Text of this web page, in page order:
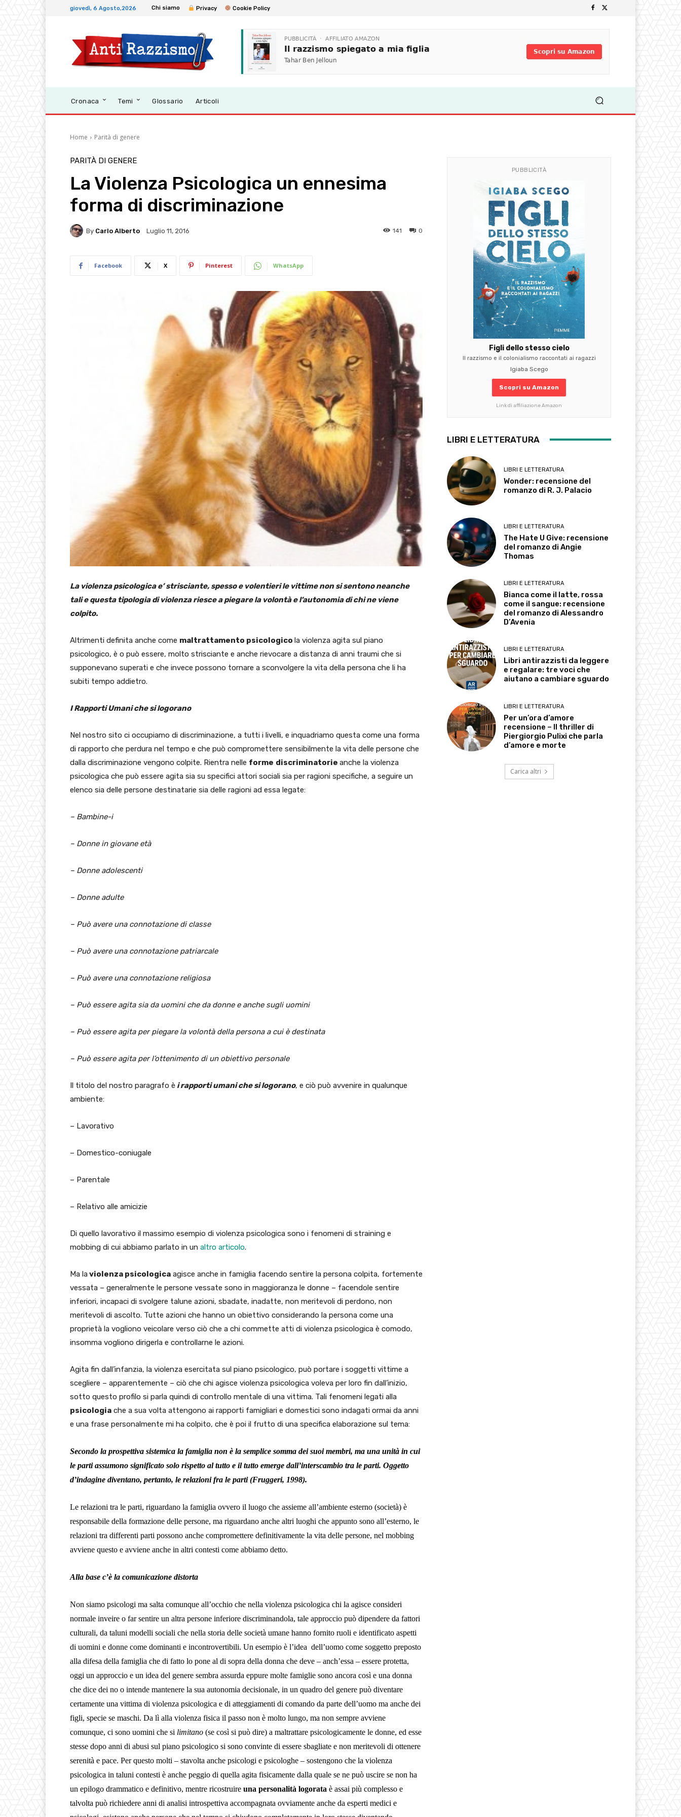
giovedì, 6 Agosto,2026 Chi siamo Privacy Cookie Policy
Cronaca Temi Glossario Articoli
Home Parità di genere
PARITÀ DI GENERE
La Violenza Psicologica un ennesima
forma di discriminazione
By Carlo Alberto Luglio 11, 2016 0
141
Facebook X Pinterest WhatsApp
La violenza psicologica e’ strisciante, spesso e volentieri le vittime non si sentono neanche
tali e questa tipologia di violenza riesce a piegare la volontà e l’autonomia di chi ne viene
colpito.
Altrimenti definita anche come maltrattamento psicologico la violenza agita sul piano
psicologico, è o può essere, molto strisciante e anche rievocare a distanza di anni traumi che si
supponevano superati e che invece possono tornare a sconvolgere la vita della persona che li ha
subiti tempo addietro.
I Rapporti Umani che si logorano
Nel nostro sito ci occupiamo di discriminazione, a tutti i livelli, e inquadriamo questa come una forma
di rapporto che perdura nel tempo e che può compromettere sensibilmente la vita delle persone che
dalla discriminazione vengono colpite. Rientra nelle forme discriminatorie anche la violenza
psicologica che può essere agita sia su specifici attori sociali sia per ragioni specifiche, a seguire un
elenco sia delle persone destinatarie sia delle ragioni ad essa legate:
– Bambine-i
– Donne in giovane età
– Donne adolescenti
– Donne adulte
– Può avere una connotazione di classe
– Può avere una connotazione patriarcale
– Può avere una connotazione religiosa
– Può essere agita sia da uomini che da donne e anche sugli uomini
– Può essereagita per piegare la volontà della persona a cui è destinata
– Può essereagita per l’ottenimento di un obiettivo personale
Il titolo del nostro paragrafo è i rapporti umani che si logorano, e ciò può avvenire in qualunque
ambiente:
– Lavorativo
– Domestico-coniugale
– Parentale
– Relativo alle amicizie
Di quello lavorativo il massimo esempio di violenza psicologica sono i fenomeni di straining e
mobbing di cui abbiamo parlato in un altro articolo.
Ma laviolenza psicologica agisce anche in famiglia facendo sentire la persona colpita, fortemente
vessata – generalmente le persone vessate sono in maggioranza le donne – facendole sentire
inferiori, incapaci di svolgere talune azioni, sbadate, inadatte, non meritevoli di perdono, non
meritevoli di ascolto. Tutte azioni che hanno un obiettivo considerando la persona come una
proprietà la vogliono veicolare verso ciò che a chi commette atti di violenza psicologica è comodo,
insomma vogliono dirigerla e controllarne le azioni.
Agita fin dall’infanzia, la violenza esercitata sul piano psicologico, può portare i soggetti vittime a
scegliere – apparentemente – ciò che chi agisce violenza psicologica voleva per loro fin dall’inizio,
sotto questo profilo si parla quindi di controllo mentale di una vittima. Tali fenomeni legati alla
psicologia che a sua volta attengono ai rapporti famigliari e domestici sono indagati ormai da anni
e una frase personalmente mi ha colpito, che è poi il frutto di una specifica elaborazione sul tema:
Secondo la prospettiva sistemica la famiglia non è la semplice somma dei suoi membri, ma una unità in cui
le parti assumono significato solo rispetto al tutto e il tutto emerge dall’interscambio tra le parti. Oggetto
d’indagine diventano, pertanto, le relazioni fra le parti (Fruggeri, 1998).
Le relazioni tra le parti, riguardano la famiglia ovvero il luogo che assieme all’ambiente esterno (società) è
responsabile della formazione delle persone, ma riguardano anche altri luoghi che appunto sono all’esterno, le
relazioni tra differenti parti possono anche compromettere definitivamente la vita delle persone, nel mobbing
avviene questo e avviene anche in altri contesti come abbiamo detto.
Alla base c’è la comunicazione distorta
Non siamo psicologi ma salta comunque all’occhio che nella violenza psicologica chi la agisce consideri
normale inveire o far sentire un altra persone inferiore discriminandola, tale approccio può dipendere da fattori
culturali, da taluni modelli sociali che nella storia delle società umane hanno fornito ruoli e identificato aspetti
di uomini e donne come dominanti e incontrovertibili. Un esempio è l’idea dell’uomo come soggetto preposto
alla difesa della famiglia che di fatto lo pone al di sopra della donna che deve – anch’essa – essere protetta,
oggi un approccio e un idea del genere sembra assurda eppure molte famiglie sono ancora così e una donna
che dice dei no o intende mantenere la sua autonomia decisionale, in un quadro del genere può diventare
certamente una vittima di violenza psicologica e di atteggiamenti di comando da parte dell’uomo ma anche dei
figli, specie se maschi. Da lì alla violenza fisica il passo non è molto lungo, ma non sempre avviene
comunque, ci sono uomini che si limitano (se così si può dire) a maltrattare psicologicamente le donne, ed esse
stesse dopo anni di abusi sul piano psicologico si sono convinte di essere sbagliate e non meritevoli di ottenere
serenità e pace. Per questo molti – stavolta anche psicologi e psicologhe – sostengono che la violenza
psicologica in taluni contesti è anche peggio di quella agita fisicamente dalla quale se ne può uscire se non ha
un epilogo drammatico e definitivo, mentre ricostruire una personalità logorata è assai più complesso e
talvolta può richiedere anni di analisi introspettiva accompagnata ovviamente anche da esperti medici e
PUBBLICITÀ
Figli dello stesso cielo
Il razzismo e il colonialismo raccontati ai ragazzi
Igiaba Scego
Scopri su Amazon
Link di affiliazione Amazon
LIBRI E LETTERATURA
LIBRI E LETTERATURA
Wonder: recensione del
romanzo di R. J. Palacio
LIBRI E LETTERATURA
The Hate U Give: recensione
del romanzo di Angie
Thomas
LIBRI E LETTERATURA
Bianca come il latte, rossa
come il sangue: recensione
del romanzo di Alessandro
D’Avenia
LIBRI E LETTERATURA
Libri antirazzisti da leggere
e regalare: tre voci che
aiutano a cambiare sguardo
LIBRI E LETTERATURA
Per un’ora d’amore
recensione – Il thriller di
Piergiorgio Pulixi che parla
d’amore e morte
Carica altri